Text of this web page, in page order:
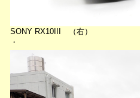
SONY RX10III （右）
・